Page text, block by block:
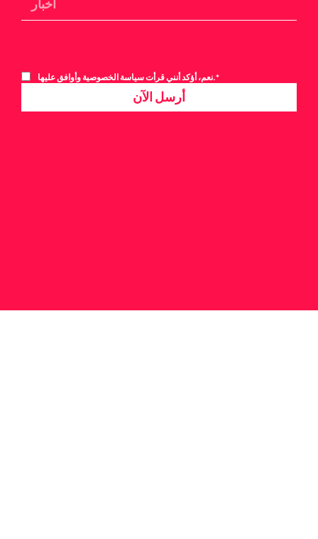
نعم، أؤكد أنني قرأت سياسة الخصوصية وأوافق عليها.*
أرسل الآن